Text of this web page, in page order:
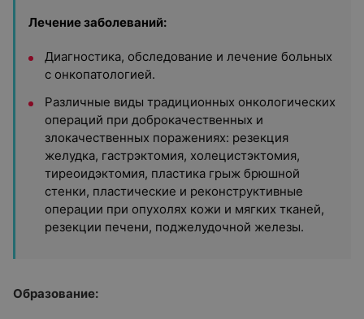
Лечение заболеваний:
Диагностика, обследование и лечение больных
с онкопатологией.
Различные виды традиционных онкологических
операций при доброкачественных и
злокачественных поражениях: резекция
желудка, гастрэктомия, холецистэктомия,
тиреоидэктомия, пластика грыж брюшной
стенки, пластические и реконструктивные
операции при опухолях кожи и мягких тканей,
резекции печени, поджелудочной железы.
Образование: